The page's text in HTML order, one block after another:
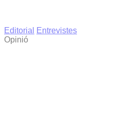
Editorial
Entrevistes
Opinió